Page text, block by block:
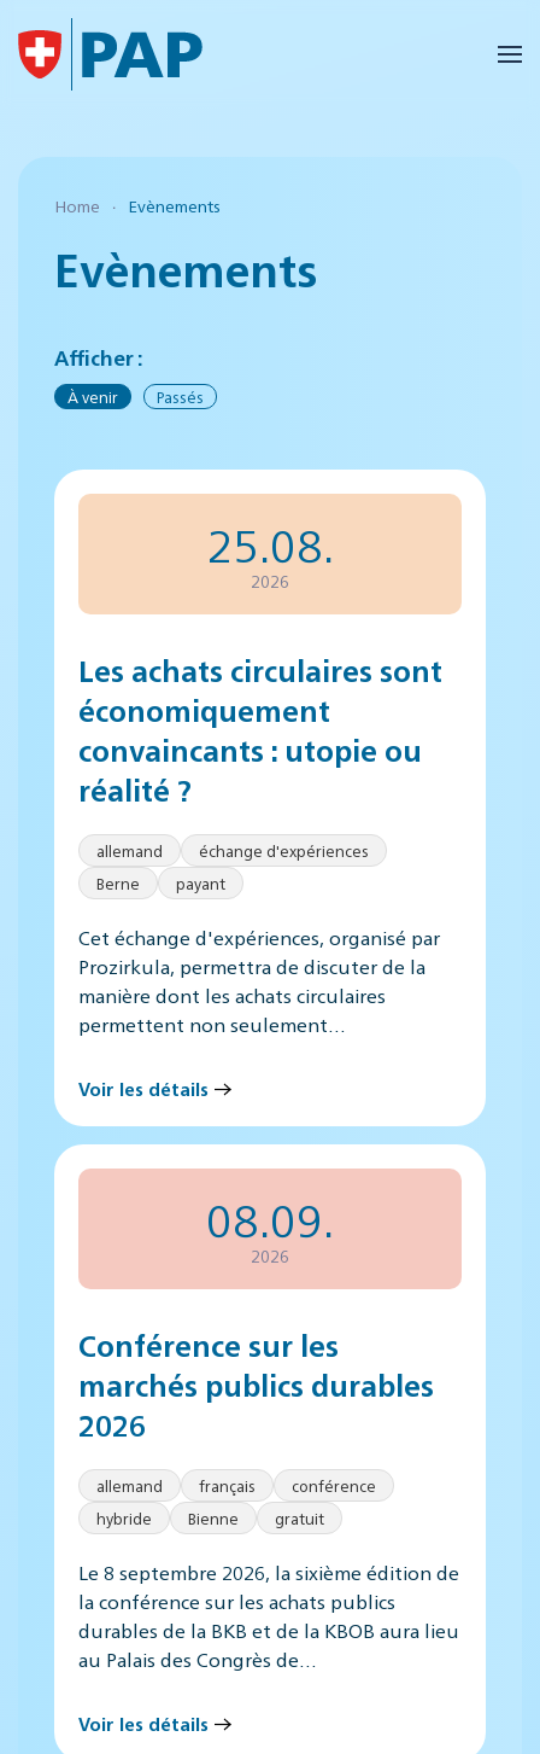
Accéder au contenu principal
Home Evènements
Evènements
Afficher :
À venir Passés
25.08.
2026
Les achats circulaires sont
économiquement
convaincants : utopie ou
réalité ?
allemand
échange d'expériences
Berne
payant
Cet échange d'expériences, organisé par
Prozirkula, permettra de discuter de la
manière dont les achats circulaires
permettent non seulement…
Voir les détails
08.09.
2026
Conférence sur les
marchés publics durables
2026
allemand français
conférence
hybride
Bienne gratuit
Le 8 septembre 2026, la sixième édition de
la conférence sur les achats publics
durables de la BKB et de la KBOB aura lieu
au Palais des Congrès de…
Voir les détails